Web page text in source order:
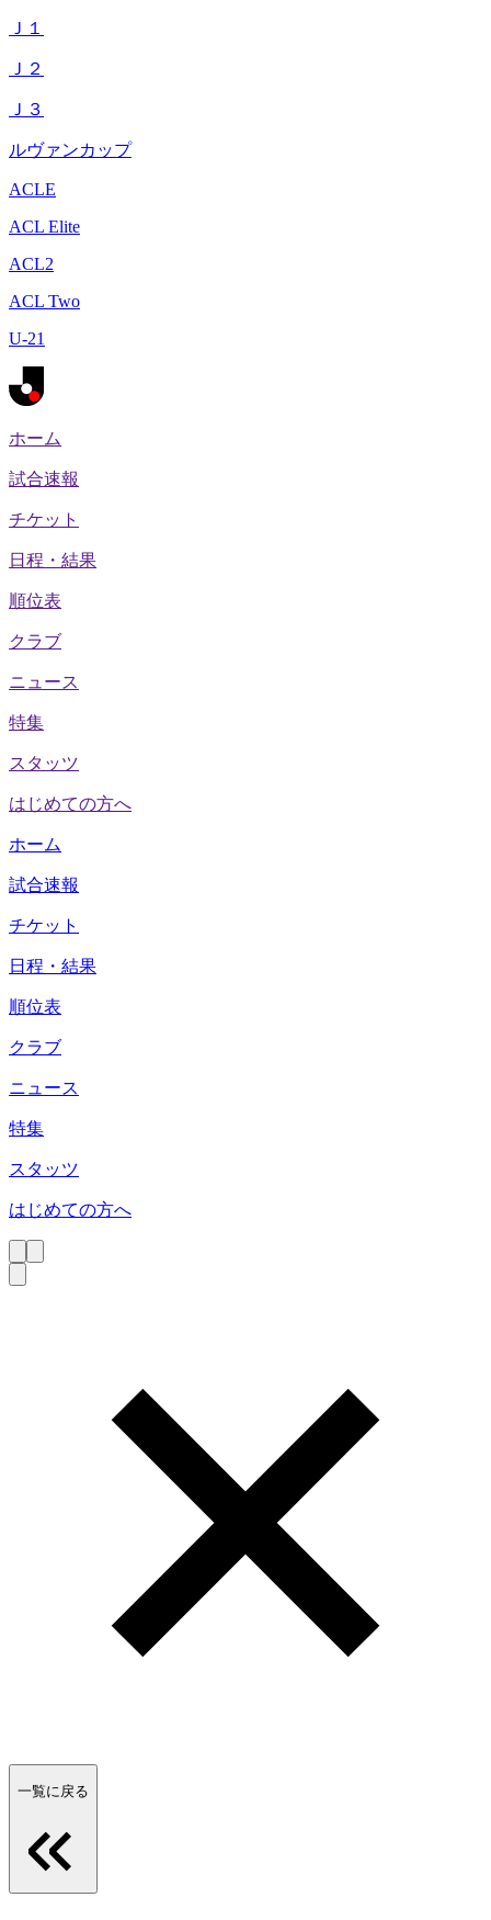
Ｊ１
Ｊ２
Ｊ３
ルヴァンカップ
ACLE
ACL Elite
ACL2
ACL Two
U-21
ホーム
試合速報
チケット
日程・結果
順位表
クラブ
ニュース
特集
スタッツ
はじめての方へ
ホーム
試合速報
チケット
日程・結果
順位表
クラブ
ニュース
特集
スタッツ
はじめての方へ
一覧に戻る